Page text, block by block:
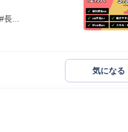
...
気になる